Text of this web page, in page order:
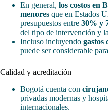
En general, los costos en
menores que en Estados
presupuestos entre 30% y
del tipo de intervención y
Incluso incluyendo gastos
puede ser considerable
Calidad y acreditación
Bogotá cuenta con
privadas modernas y
internacionales.